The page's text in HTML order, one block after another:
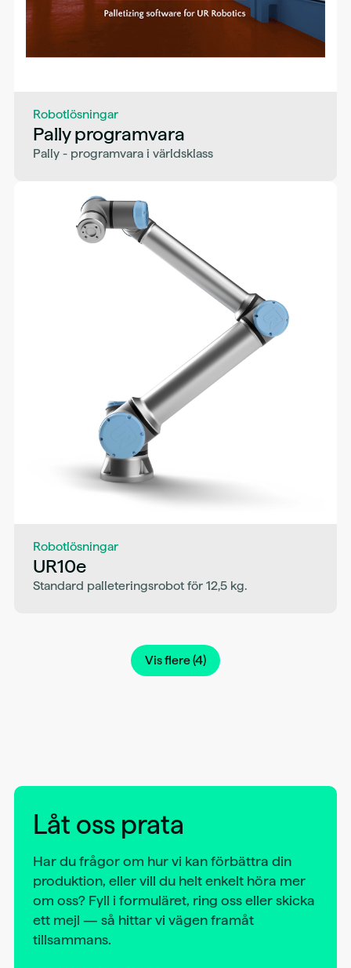
Robotlösningar
Pally programvara
Pally - programvara i världsklass
Robotlösningar
UR10e
Standard palleteringsrobot för 12,5 kg.
Vis flere (‌4)
Låt oss prata
Har du frågor om hur vi kan förbättra din
produktion, eller vill du helt enkelt höra mer
om oss? Fyll i formuläret, ring oss eller skicka
ett mejl — så hittar vi vägen framåt
tillsammans.